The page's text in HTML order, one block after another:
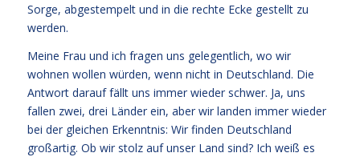
Sorge, abgestempelt und in die rechte Ecke gestellt zu
werden.
Meine Frau und ich fragen uns gelegentlich, wo wir
wohnen wollen würden, wenn nicht in Deutschland. Die
Antwort darauf fällt uns immer wieder schwer. Ja, uns
fallen zwei, drei Länder ein, aber wir landen immer wieder
bei der gleichen Erkenntnis: Wir finden Deutschland
großartig. Ob wir stolz auf unser Land sind? Ich weiß es